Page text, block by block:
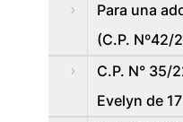
Para una
(C.P. Nº42/
C.P. N° 35/
Evelyn de